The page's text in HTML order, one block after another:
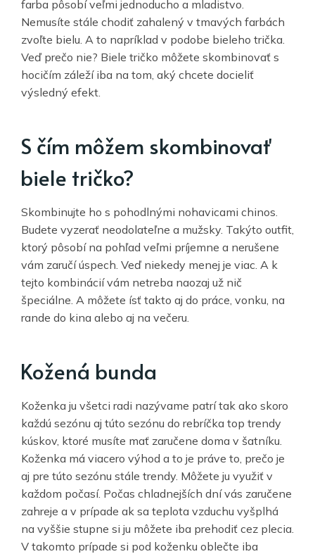
farba pôsobí veľmi jednoducho a mladistvo.
Nemusíte stále chodiť zahalený v tmavých farbách
zvoľte bielu. A to napríklad v podobe bieleho trička.
Veď prečo nie? Biele tričko môžete skombinovať s
hocičím záleží iba na tom, aký chcete docieliť
výsledný efekt.
S čím môžem skombinovať
biele tričko?
Skombinujte ho s pohodlnými nohavicami chinos.
Budete vyzerať neodolateľne a mužsky. Takýto outfit,
ktorý pôsobí na pohľad veľmi príjemne a nerušene
vám zaručí úspech. Veď niekedy menej je viac. A k
tejto kombinácií vám netreba naozaj už nič
špeciálne. A môžete ísť takto aj do práce, vonku, na
rande do kina alebo aj na večeru.
Kožená bunda
Koženka ju všetci radi nazývame patrí tak ako skoro
každú sezónu aj túto sezónu do rebríčka top trendy
kúskov, ktoré musíte mať zaručene doma v šatníku.
Koženka má viacero výhod a to je práve to, prečo je
aj pre túto sezónu stále trendy. Môžete ju využiť v
každom počasí. Počas chladnejších dní vás zaručene
zahreje a v prípade ak sa teplota vzduchu vyšplhá
na vyššie stupne si ju môžete iba prehodiť cez plecia.
V takomto prípade si pod koženku oblečte iba